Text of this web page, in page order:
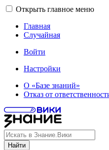
Открыть главное меню
Главная
Случайная
Войти
Настройки
О «Базе знаний»
Отказ от
Найти